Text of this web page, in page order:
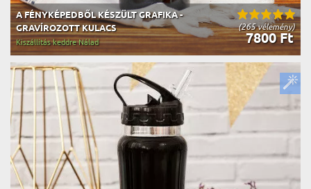
(265 vélemény)
A FÉNYKÉPEDBŐL KÉSZÜLT GRAFIKA -
GRAVÍROZOTT KULACS
7800 Ft
Kiszállítás keddre Nálad